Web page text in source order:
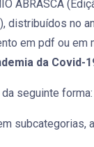
ABRASCA
distribuídos no
em pdf ou
da
seguinte forma:
subcategorias,